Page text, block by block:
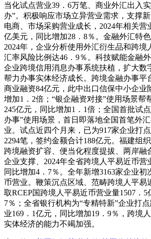
当化试点营业39．6万笔、商业外汇出入
办”。积极响应市场立异营业需求，支撑
电商、市场采购营业成长，2024年相关营
亿美元，同比增加28．8％。金融外汇特色
2024年，企业分析使用外汇衍生品和跨境
汇率风险比例达46．9％。科技赋能金融
企业跨境信用消息办事系统扶植，扩大数
帮力办事实体经济成长。跨境金融办事平
商业融资84亿元，此中出口信保中小企业
增加1．2倍；“银企融资对接”使用场景帮
245亿元，同比增加1．1倍；全国首批试
办事”使用场景，首日即落地全国首笔外
业。试点近四个月来，已为917家企业打
2294笔，签约金额合计188亿元。福建组
跨境融资扩容、便当化程度提拔、两岸融
企业支撑、2024年全省跨境人平易近币营
同比增加4．7％。全年新增3163家企业初
币营业。鞭策沉点区域、范畴跨境人平易
取RCEP国跨境人平易近币营业量1507．5
7％；全省银行机构为“专精特新”企业打
业169．1亿元，同比增加19．9％，跨境
实体经济的能力不竭加强。